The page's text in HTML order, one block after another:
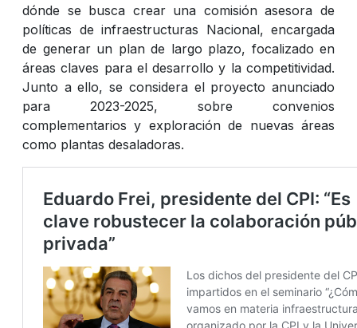
dónde se busca crear una comisión asesora de
políticas de infraestructuras Nacional, encargada
de generar un plan de largo plazo, focalizado en
áreas claves para el desarrollo y la competitividad.
Junto a ello, se considera el proyecto anunciado
para 2023-2025, sobre convenios
complementarios y exploración de nuevas áreas
como plantas desaladoras.